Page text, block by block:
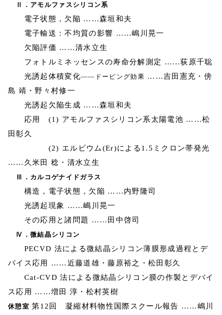
Ⅱ．アモルファスシリコン系
電子状態，欠陥 ……森垣和夫
電子輸送：不均質の影響 ……嶋川晃一
欠陥評価 ……清水立生
フォトルミネッセンスの寿命分解測定 ……荻原千聡
光誘起体積変化――ドーピング効果 ……吉田憲充・傍
島 靖・野々村修一
光誘起欠陥生成 ……森垣和夫
応用 (1) アモルファスシリコン系太陽電池 ……松
田彰久
(2) エルビウム(Er)による1.5ミクロン帯発光
……久米田 稔・清水立生
Ⅲ．カルコゲナイドガラス
構造，電子状態，欠陥 ……内野隆司
光誘起現象 ……嶋川晃一
その応用と諸問題 ……田中啓司
Ⅳ．微結晶シリコン
PECVD 法による微結晶シリコン薄膜形成過程とデ
バイス応用 ……近藤道雄・藤原裕之・松田彰久
Cat-CVD 法による微結晶シリコン膜の作製とデバイ
ス応用 ……増田 淳・松村英樹
休憩室 第12回 凝縮材料物性国際スクール報告 ……嶋川